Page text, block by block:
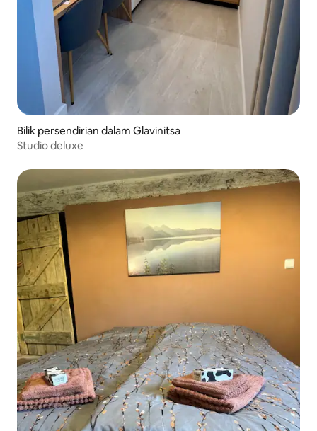
Bilik persendirian dalam Glavinitsa
Studio deluxe